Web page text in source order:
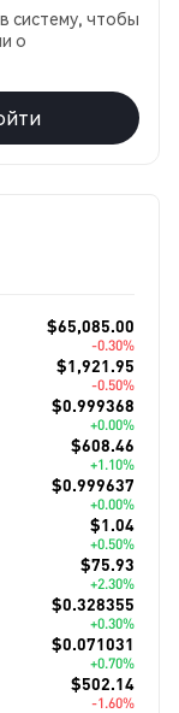
систему, чтобы
о
$65,085.00
-0.30%
$1,921.95
-0.50%
$0.999368
+0.00%
$608.46
+1.10%
$0.999637
+0.00%
$1.04
+0.50%
$75.93
+2.30%
$0.328355
+0.30%
$0.071031
+0.70%
$502.14
-1.60%